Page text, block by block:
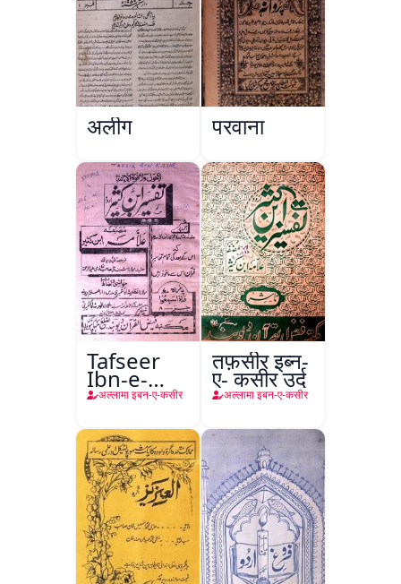
अलीग परवाना
Tafseer
Ibn-e-
Kaseer
अल्लामा इबन-ए-कसीर
तफ़सीर इब्न-
ए- कसीर उर्दू
अल्लामा इबन-ए-कसीर